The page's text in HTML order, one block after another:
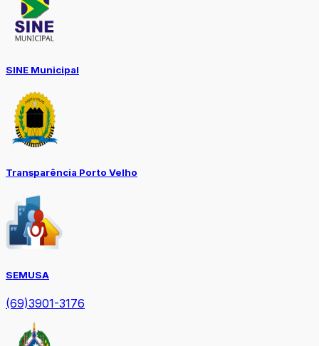
SINE Municipal
Transparência Porto Velho
SEMUSA
(69)3901-3176